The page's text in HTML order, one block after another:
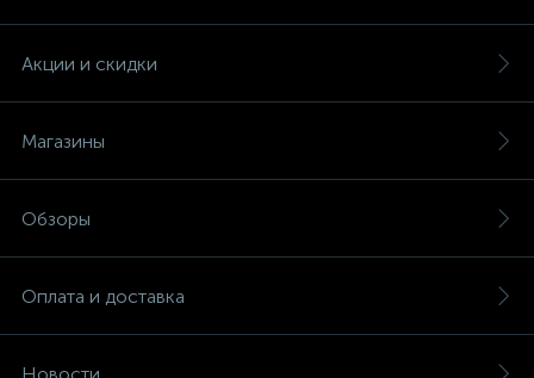
Акции и скидки
Магазины
Обзоры
Оплата и доставка